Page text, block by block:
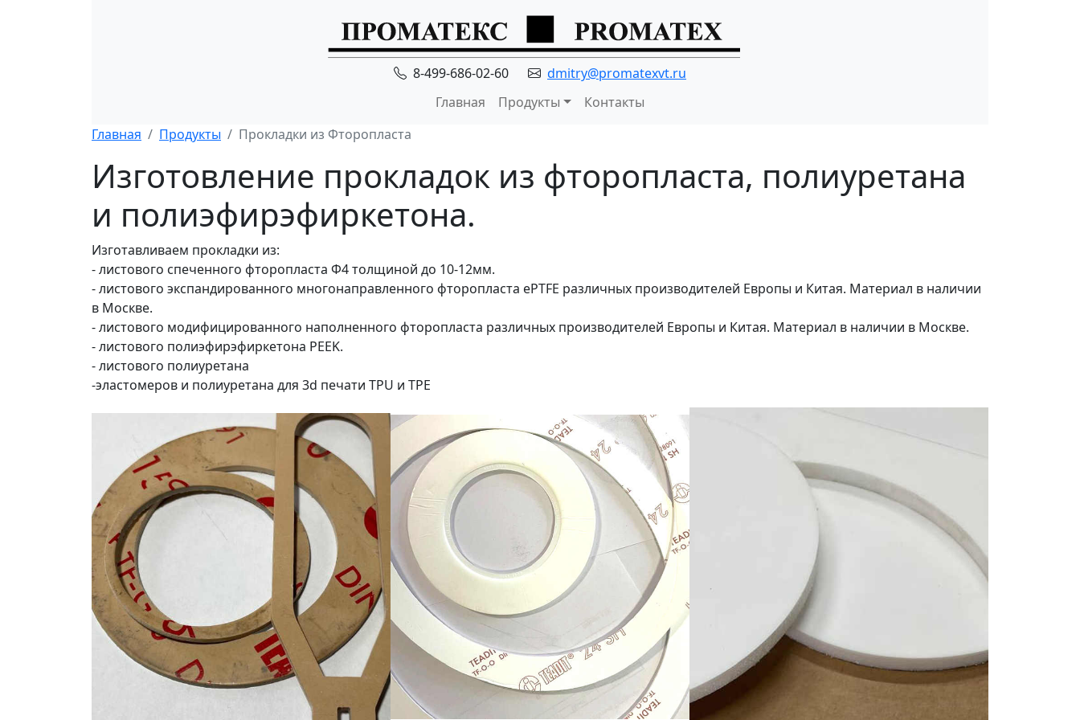
8-499-686-02-60
dmitry@promatexvt.ru
Главная
Продукты
Контакты
Главная
Продукты Прокладки из Фторопласта
Изготовление прокладок из фторопласта, полиуретана
и полиэфирэфиркетона.
Изготавливаем прокладки из:
- листового спеченного фторопласта Ф4 толщиной до 10-12мм.
- листового экспандированного многонаправленного фторопласта ePTFE различных производителей Европы и Китая. Материал в наличии
в Москве.
- листового модифицированного наполненного фторопласта различных производителей Европы и Китая. Материал в наличии в Москве.
- листового полиэфирэфиркетона PEEK.
- листового полиуретана
-эластомеров и полиуретана для 3d печати TPU и TPE